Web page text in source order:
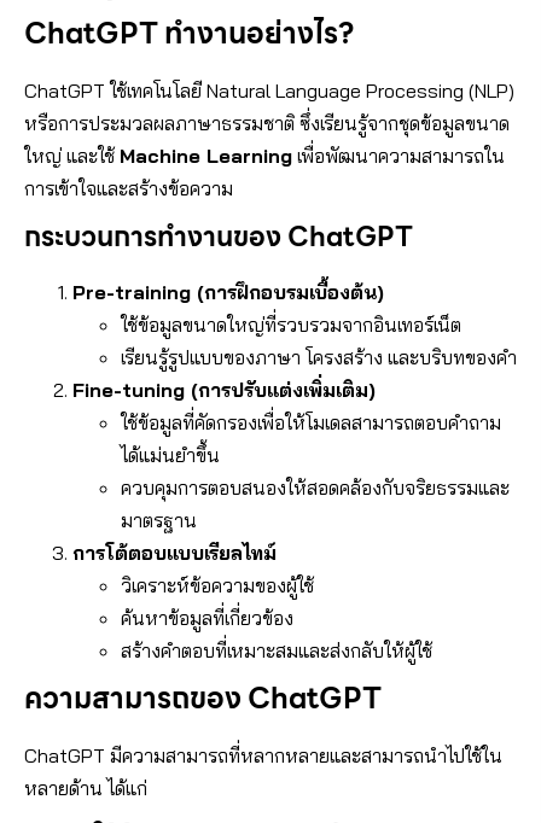
ChatGPT ทำงานอย่างไร?
ChatGPT ใช้เทคโนโลยี Natural Language Processing (NLP)
หรือการประมวลผลภาษาธรรมชาติ ซึ่งเรียนรู้จากชุดข้อมูลขนาด
ใหญ่ และใช้ Machine Learning เพื่อพัฒนาความสามารถใน
การเข้าใจและสร้างข้อความ
กระบวนการทำงานของ ChatGPT
Pre-training (การฝึกอบรมเบื้องต้น)
ใช้ข้อมูลขนาดใหญ่ที่รวบรวมจากอินเทอร์เน็ต
เรียนรู้รูปแบบของภาษา โครงสร้าง และบริบทของคำ
Fine-tuning (การปรับแต่งเพิ่มเติม)
ใช้ข้อมูลที่คัดกรองเพื่อให้โมเดลสามารถตอบคำถาม
ได้แม่นยำขึ้น
ควบคุมการตอบสนองให้สอดคล้องกับจริยธรรมและ
มาตรฐาน
การโต้ตอบแบบเรียลไทม์
วิเคราะห์ข้อความของผู้ใช้
ค้นหาข้อมูลที่เกี่ยวข้อง
สร้างคำตอบที่เหมาะสมและส่งกลับให้ผู้ใช้
ความสามารถของ ChatGPT
ChatGPT มีความสามารถที่หลากหลายและสามารถนำไปใช้ใน
หลายด้าน ได้แก่